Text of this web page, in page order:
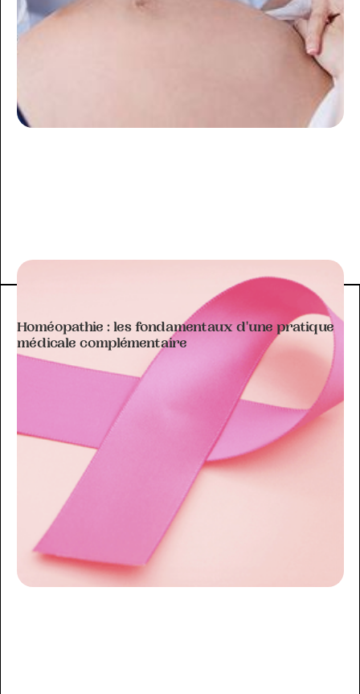
Homéopathie : les fondamentaux d'une pratique
médicale complémentaire